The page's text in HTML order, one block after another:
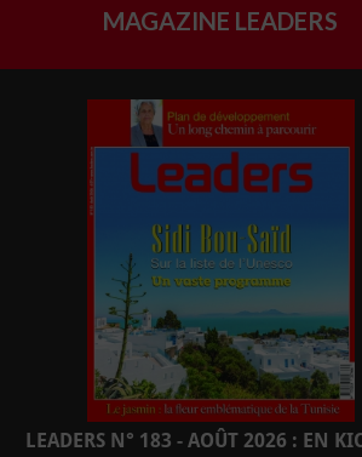
MAGAZINE LEADERS
LEADERS N° 183 - AOÛT 2026 : EN